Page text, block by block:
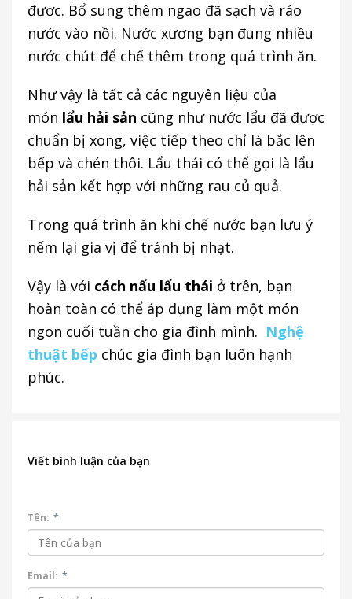
đươc. Bổ sung thêm ngao đã sạch và ráo
nước vào nồi. Nước xương bạn đung nhiều
nước chút để chế thêm trong quá trình ăn.
Như vậy là tất cả các nguyên liệu của
món lẩu hải sản cũng như nước lẩu đã được
chuẩn bị xong, việc tiếp theo chỉ là bắc lên
bếp và chén thôi. Lẩu thái có thể gọi là lẩu
hải sản kết hợp với những rau củ quả.
Trong quá trình ăn khi chế nước bạn lưu ý
nếm lại gia vị để tránh bị nhạt.
Vậy là với cách nấu lẩu thái ở trên, bạn
hoàn toàn có thể áp dụng làm một món
ngon cuối tuần cho gia đình mình. Nghệ
thuật bếp chúc gia đình bạn luôn hạnh
phúc.
Viết bình luận của bạn
Tên: *
Email: *